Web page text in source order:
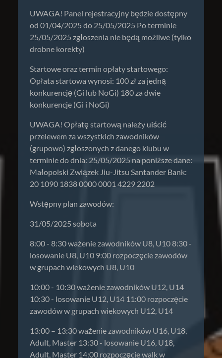
UWAGA! Panel rejestracyjny będzie dostępny
od 01/04/2025 do 25/05/2025 Po terminie
25/05/2025 zgłoszenia nie będą możliwe (tylko
drobne korekty)
Startowe oraz termin opłaty startowego:
Opłata startowa wynosi: 100 zł za jedną
konkurencję (Gi lub NoGi) 180 za dwie
konkurencje (Gi i NoGi)
UWAGA! Opłatę startową należy uiścić
przelewem za wszystkich zawodników
(grupowo) zgłoszonych z danego klubu w
terminie do dnia: 25/05/2025 na poniższe dane:
Małopolski Związek Jiu-Jitsu Santander Bank:
20 1090 1838 0000 0001 4229 2202
Wstępny plan zawodów:
31/05/2025 sobota
8:00 - 8:30 ważenie zawodników U8, U10 8:30 -
losowanie U8, U10 9:00 rozpoczęcie zawodów
w grupach wiekowych U8, U10
10:00 - 10:30 ważenie zawodników U12, U14
10:30 - losowanie U12, U14 11:00 rozpoczęcie
zawodów w grupach wiekowych U12, U14
13:00 – 13:30 ważenie zawodników U16, U18,
Adult, Master 13:30 - losowanie U16, U18,
Adult, Master 14:00 rozpoczęcie walk w